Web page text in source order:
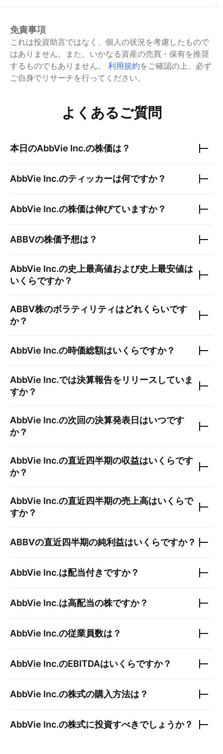
免責事項
これは投資助言ではなく、個人の状況を考慮したもので
はありません。また、いかなる資産の売買・保有を推奨
するものでもありません。
利用規約をご確認の上、必ず
ご自身でリサーチを行ってください。
よくあるご質問
本日のAbbVie Inc.の株価は？
AbbVie Inc.のティッカーは何ですか？
AbbVie Inc.の株価は伸びていますか？
ABBVの株価予想は？
AbbVie Inc.の史上最高値および史上最安値は
いくらですか？
ABBV株のボラティリティはどれくらいです
か？
AbbVie Inc.の時価総額はいくらですか？
AbbVie Inc.では決算報告をリリースしていま
すか？
AbbVie Inc.の次回の決算発表日はいつです
か？
AbbVie Inc.の直近四半期の収益はいくらです
か？
AbbVie Inc.の直近四半期の売上高はいくらで
すか？
ABBVの直近四半期の純利益はいくらですか？
AbbVie Inc.は配当付きですか？
AbbVie Inc.は高配当の株ですか？
AbbVie Inc.の従業員数は？
AbbVie Inc.のEBITDAはいくらですか？
AbbVie Inc.の株式の購入方法は？
AbbVie Inc.の株式に投資すべきでしょうか？